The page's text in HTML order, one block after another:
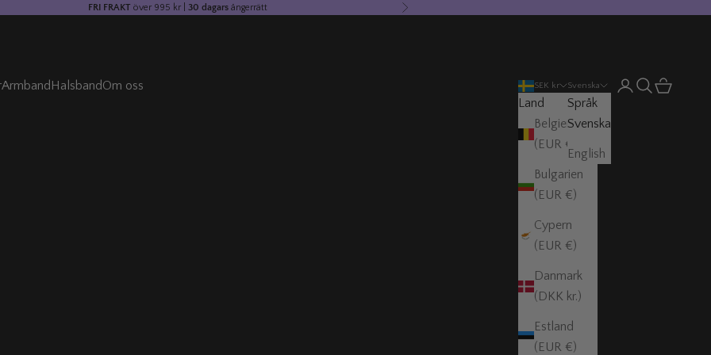
FRI FRAKT över 995 kr | 30 dagars ångerrätt Nästa
Armband HalsbandOm oss SEK kr
Land
Belgien
(EUR €)
Bulgarien
(EUR €)
Cypern
(EUR €)
Danmark
(DKK kr.)
Estland
(EUR €)
Svenska
Språk
Svenska
English
ÖppnaÖppna sök
Öppna